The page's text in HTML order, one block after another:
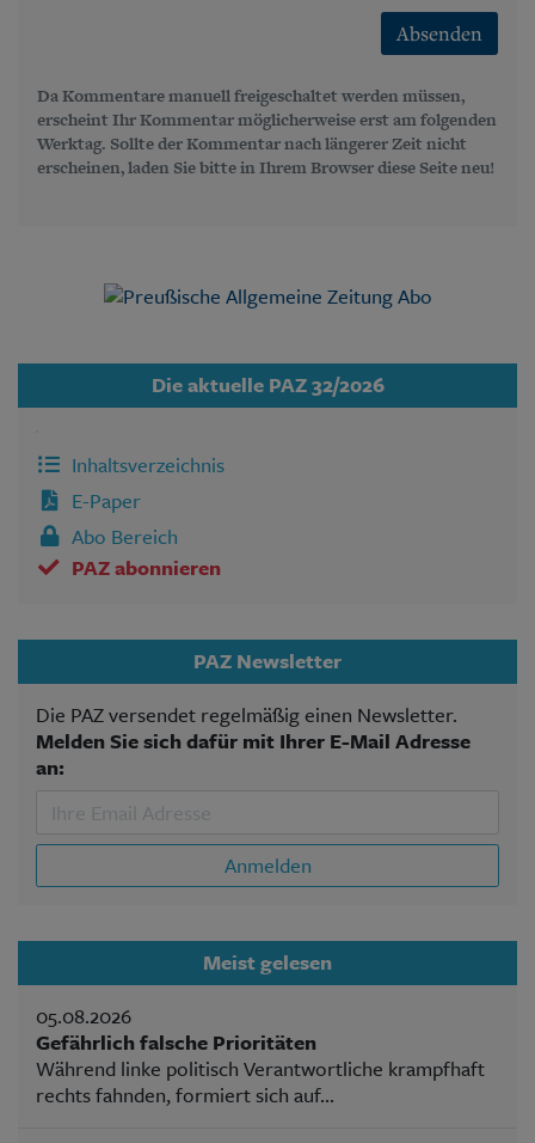
Absenden
Da Kommentare manuell freigeschaltet werden müssen,
erscheint Ihr Kommentar möglicherweise erst am folgenden
Werktag. Sollte der Kommentar nach längerer Zeit nicht
erscheinen, laden Sie bitte in Ihrem Browser diese Seite neu!
Die aktuelle PAZ 32/2026
Inhaltsverzeichnis
E-Paper
Abo Bereich
PAZ abonnieren
PAZ Newsletter
Die PAZ versendet regelmäßig einen Newsletter.
Melden Sie sich dafür mit Ihrer E-Mail Adresse
an:
Anmelden
Meist gelesen
05.08.2026
Gefährlich falsche Prioritäten
Während linke politisch Verantwortliche krampfhaft
rechts fahnden, formiert sich auf...